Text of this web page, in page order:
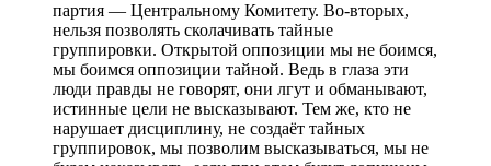
партия — Центральному Комитету. Во-вторых,
нельзя позволять сколачивать тайные
группировки. Открытой оппозиции мы не боимся,
мы боимся оппозиции тайной. Ведь в глаза эти
люди правды не говорят, они лгут и обманывают,
истинные цели не высказывают. Тем же, кто не
нарушает дисциплину, не создаёт тайных
группировок, мы позволим высказываться, мы не